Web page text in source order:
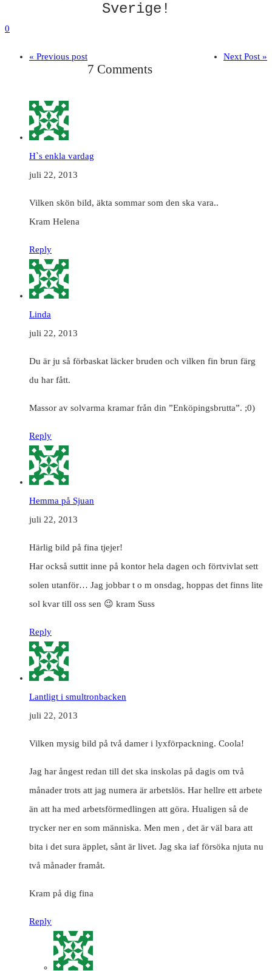
Sverige!
0
« Previous post Next Post »
7 Comments
H`s enkla vardag
juli 22, 2013
Vilken skön bild, äkta sommar som den ska vara..
Kram Helena
Reply
Linda
juli 22, 2013
Du är ju så förbaskat läcker bruden och vilken fin brun färg
du har fått.
Massor av solvarma kramar från din ”Enköpingsbrutta”. ;0)
Reply
Hemma på Sjuan
juli 22, 2013
Härlig bild på fina tjejer!
Har också suttit inne på kontor hela dagen och förtvivlat sett
solen utanför… Jag jobbar t o m onsdag, hoppas det finns lite
sol kvar till oss sen 😉 kram Suss
Reply
Lantligt i smultronbacken
juli 22, 2013
Vilken mysig bild på två damer i lyxförpackning. Coola!
Jag har ångest redan till det ska inskolas på dagis om två
månader trots att jag numera är arbetslös. Har hellre ett arbete
än att ha med arbetsförmedlingen att göra. Hualigen så de
trycker ner en som människa. Men men , det är väl bara att
bita i det sura äpplet, sånt är livet. Jag ska iaf försöka njuta nu
två månader framåt.
Kram på dig fina
Reply